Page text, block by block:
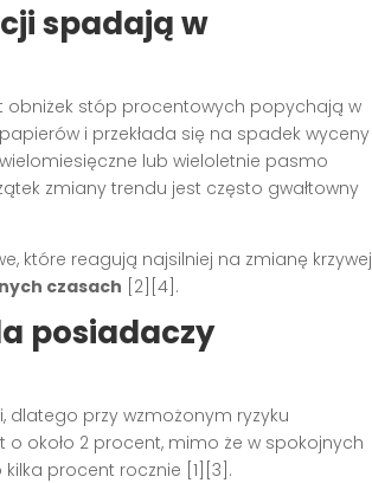
spadają w
obniżek stóp procentowych popychają w
i przekłada się na spadek wyceny
lub wieloletnie pasmo
zmiany trendu jest często gwałtowny
które reagują najsilniej na zmianę krzywej
czasach [2][4].
posiadaczy
przy wzmożonym ryzyku
około 2 procent, mimo że w spokojnych
procent rocznie [1][3].